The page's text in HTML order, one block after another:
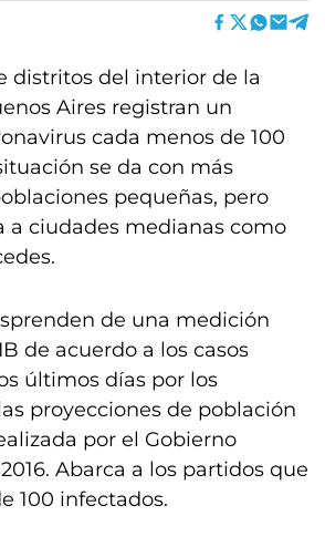
distritos del interior de la
Aires registran un
cada menos de 100
se da con más
pequeñas, pero
a ciudades medianas como
de una medición
de acuerdo a los casos
últimos días por los
proyecciones de población
por el Gobierno
Abarca a los partidos que
100 infectados.